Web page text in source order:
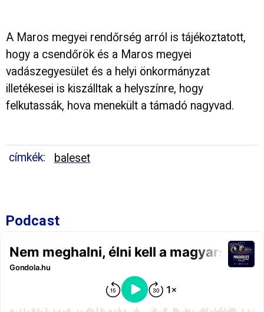
A Maros megyei rendőrség arról is tájékoztatott,
hogy a csendőrök és a Maros megyei
vadászegyesület és a helyi önkormányzat
illetékesei is kiszálltak a helyszínre, hogy
felkutassák, hova menekült a támadó nagyvad.
címkék: baleset
Podcast